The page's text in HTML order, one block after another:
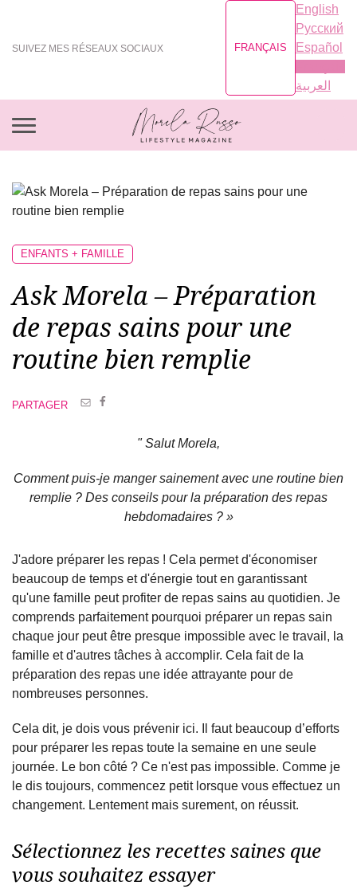
SUIVEZ MES RÉSEAUX SOCIAUX FRANÇAIS
English
Русский
Español
العربية
Ask Morela – Préparation
de repas sains pour une
routine bien remplie
ENFANTS + FAMILLE
PARTAGER
" Salut Morela,
Comment puis-je manger sainement avec une routine bien
remplie ? Des conseils pour la préparation des repas
hebdomadaires ? »
J'adore préparer les repas ! Cela permet d'économiser
beaucoup de temps et d'énergie tout en garantissant
qu'une famille peut profiter de repas sains au quotidien. Je
comprends parfaitement pourquoi préparer un repas sain
chaque jour peut être presque impossible avec le travail, la
famille et d'autres tâches à accomplir. Cela fait de la
préparation des repas une idée attrayante pour de
nombreuses personnes.
Cela dit, je dois vous prévenir ici. Il faut beaucoup d’efforts
pour préparer les repas toute la semaine en une seule
journée. Le bon côté ? Ce n'est pas impossible. Comme je
le dis toujours, commencez petit lorsque vous effectuez un
changement. Lentement mais surement, on réussit.
Sélectionnez les recettes saines que
vous souhaitez essayer